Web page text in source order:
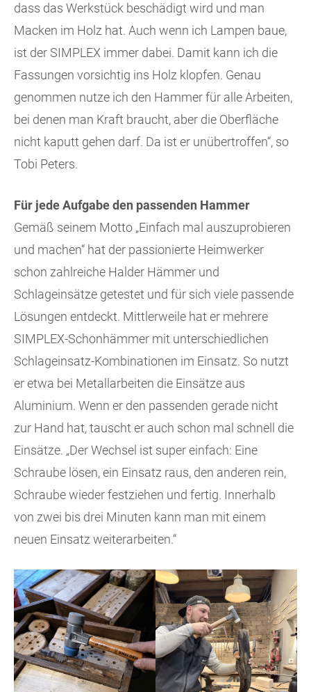
dass das Werkstück beschädigt wird und man
Macken im Holz hat. Auch wenn ich Lampen baue,
ist der SIMPLEX immer dabei. Damit kann ich die
Fassungen vorsichtig ins Holz klopfen. Genau
genommen nutze ich den Hammer für alle Arbeiten,
bei denen man Kraft braucht, aber die Oberfläche
nicht kaputt gehen darf. Da ist er unübertroffen“, so
Tobi Peters.
Für jede Aufgabe den passenden Hammer
Gemäß seinem Motto „Einfach mal auszuprobieren
und machen“ hat der passionierte Heimwerker
schon zahlreiche Halder Hämmer und
Schlageinsätze getestet und für sich viele passende
Lösungen entdeckt. Mittlerweile hat er mehrere
SIMPLEX-Schonhämmer mit unterschiedlichen
Schlageinsatz-Kombinationen im Einsatz. So nutzt
er etwa bei Metallarbeiten die Einsätze aus
Aluminium. Wenn er den passenden gerade nicht
zur Hand hat, tauscht er auch schon mal schnell die
Einsätze. „Der Wechsel ist super einfach: Eine
Schraube lösen, ein Einsatz raus, den anderen rein,
Schraube wieder festziehen und fertig. Innerhalb
von zwei bis drei Minuten kann man mit einem
neuen Einsatz weiterarbeiten.“